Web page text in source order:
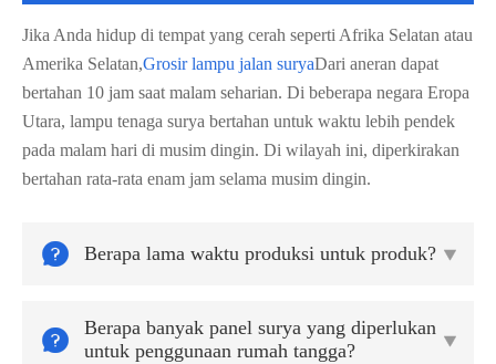
Jika Anda hidup di tempat yang cerah seperti Afrika Selatan atau
Amerika Selatan,Grosir lampu jalan suryaDari aneran dapat
bertahan 10 jam saat malam seharian. Di beberapa negara Eropa
Utara, lampu tenaga surya bertahan untuk waktu lebih pendek
pada malam hari di musim dingin. Di wilayah ini, diperkirakan
bertahan rata-rata enam jam selama musim dingin.
 Berapa lama waktu produksi untuk produk? 

Berapa banyak panel surya yang diperlukan
untuk penggunaan rumah tangga?
